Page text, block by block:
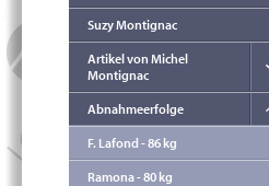
Suzy Montignac
Artikel von Michel
Montignac
Abnahmeerfolge
F. Lafond - 86 kg
Ramona - 80 kg